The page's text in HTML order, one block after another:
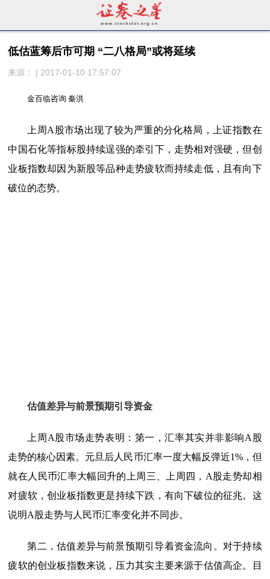
低估蓝筹后市可期 “二八格局”或将延续
来源： | 2017-01-10 17:57:07
金百临咨询 秦洪
上周A股市场出现了较为严重的分化格局，上证指数在
中国石化等指标股持续逞强的牵引下，走势相对强硬，但创
业板指数却因为新股等品种走势疲软而持续走低，且有向下
破位的态势。
估值差异与前景预期引导资金
上周A股市场走势表明：第一，汇率其实并非影响A股
走势的核心因素。元旦后人民币汇率一度大幅反弹近1%，但
就在人民币汇率大幅回升的上周三、上周四，A股走势却相
对疲软，创业板指数更是持续下跌，有向下破位的征兆。这
说明A股走势与人民币汇率变化并不同步。
第二，估值差异与前景预期引导着资金流向。对于持续
疲软的创业板指数来说，压力其实主要来源于估值高企。目